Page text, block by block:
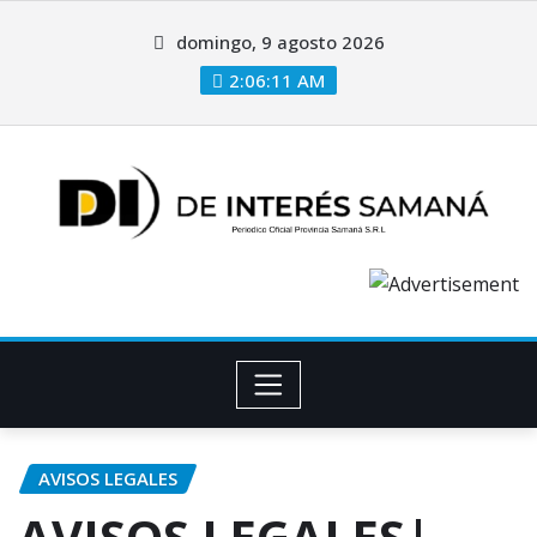
domingo, 9 agosto 2026
2:06:12 AM
AVISOS LEGALES